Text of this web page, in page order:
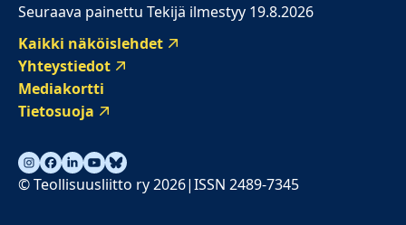
Seuraava painettu Tekijä ilmestyy 19.8.2026
Kaikki näköislehdet
Yhteystiedot
Mediakortti
Tietosuoja
© Teollisuusliitto ry 2026|ISSN 2489-7345